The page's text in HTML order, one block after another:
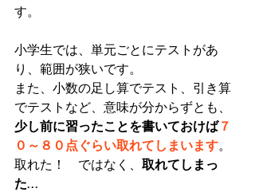
す。
小学生では、単元ごとにテストがあ
り、範囲が狭いです。
また、小数の足し算でテスト、引き算
でテストなど、意味が分からずとも、
少し前に習ったことを書いておけば７
０～８０点ぐらい取れてしまいます。
取れた！　ではなく、 取れてしまっ
た…